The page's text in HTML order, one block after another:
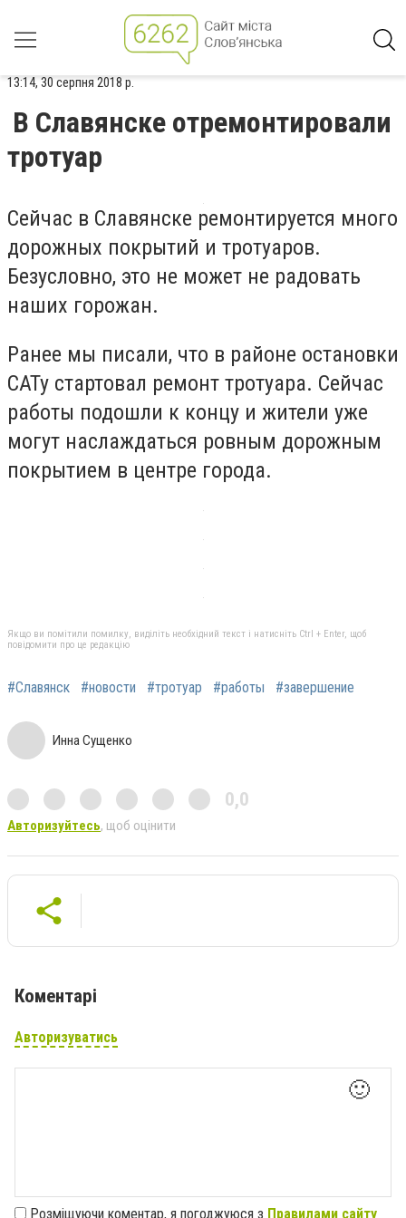
13:14, 30 серпня 2018 р.
В Славянске отремонтировали
тротуар
Сейчас в Славянске ремонтируется много
дорожных покрытий и тротуаров.
Безусловно, это не может не радовать
наших горожан.
Ранее мы писали, что в районе остановки
САТу стартовал ремонт тротуара. Сейчас
работы подошли к концу и жители уже
могут наслаждаться ровным дорожным
покрытием в центре города.
Якщо ви помітили помилку, виділіть необхідний текст і натисніть Ctrl + Enter, щоб
повідомити про це редакцію
#Славянск #новости #тротуар #работы #завершение
Инна Сущенко
0,0
Авторизуйтесь, щоб оцінити
Коментарі
Авторизуватись
🙂
Розміщуючи коментар, я погоджуюся з Правилами сайту